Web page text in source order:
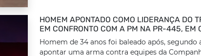
HOMEM APONTADO COMO LIDERANÇA DO
EM CONFRONTO COM A PM NA PR-445, EM
Homem de 34 anos foi baleado após, segundo
apontar uma arma contra equipes da